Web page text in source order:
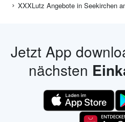
XXXLutz Angebote in Seekirchen
Jetzt App
nächsten